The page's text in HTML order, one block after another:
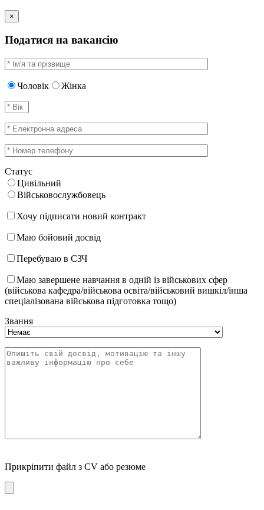
×
Податися на вакансію
Чоловік Жінка
Статус
Цивільний
Військовослужбовець
Хочу підписати новий контракт
Маю бойовий досвід
Перебуваю в СЗЧ
Маю завершене навчання в одній із військових сфер
(військова кафедра/військова освіта/військовий вишкіл/інша
спеціалізована військова підготовка тощо)
Звання
Прикріпити файл з CV або резюме